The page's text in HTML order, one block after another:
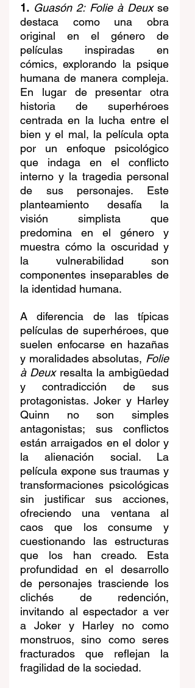
1. Guasón 2: Folie à Deux se
destaca como una obra
original en el género de
películas inspiradas en
cómics, explorando la psique
humana de manera compleja.
En lugar de presentar otra
historia de superhéroes
centrada en la lucha entre el
bien y el mal, la película opta
por un enfoque psicológico
que indaga en el conflicto
interno y la tragedia personal
de sus personajes. Este
planteamiento desafía la
visión simplista que
predomina en el género y
muestra cómo la oscuridad y
la vulnerabilidad son
componentes inseparables de
la identidad humana.
A diferencia de las típicas
películas de superhéroes, que
suelen enfocarse en hazañas
y moralidades absolutas, Folie
à Deux resalta la ambigüedad
y contradicción de sus
protagonistas. Joker y Harley
Quinn no son simples
antagonistas; sus conflictos
están arraigados en el dolor y
la alienación social. La
película expone sus traumas y
transformaciones psicológicas
sin justificar sus acciones,
ofreciendo una ventana al
caos que los consume y
cuestionando las estructuras
que los han creado. Esta
profundidad en el desarrollo
de personajes trasciende los
clichés de redención,
invitando al espectador a ver
a Joker y Harley no como
monstruos, sino como seres
fracturados que reflejan la
fragilidad de la sociedad.